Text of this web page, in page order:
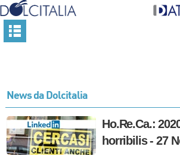
News da Dolcitalia
Ho.Re.Ca.:
horribilis - 27